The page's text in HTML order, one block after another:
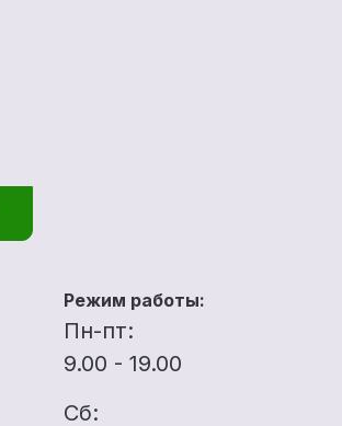
Режим работы:
Пн-пт:
9.00 - 19.00
Сб: